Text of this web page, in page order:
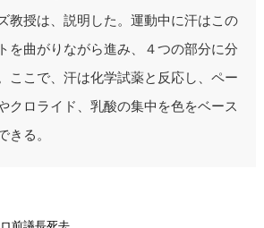
教授は、説明した。運動中に汗はこの
を曲がりながら進み、４つの部分に分
ここで、汗は化学試薬と反応し、ペー
クロライド、乳酸の集中を色をベース
きる。